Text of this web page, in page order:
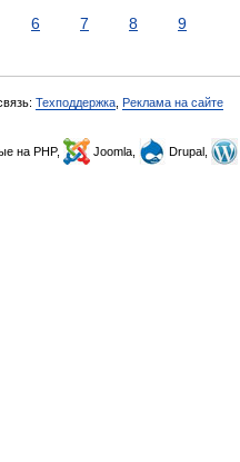
6 7 8 9
Техподдержка Реклама на сайте
на PHP, Joomla, Drupal,